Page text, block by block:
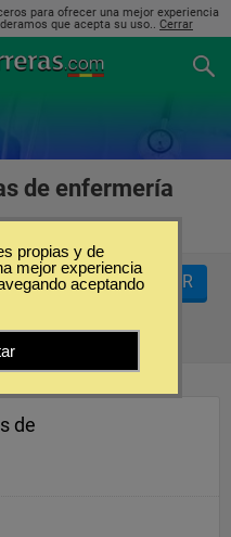
para ofrecer una mejor experiencia
que acepta su uso.. Cerrar
de enfermería
FILTRAR
de
propias y de
mejor experiencia
aceptando